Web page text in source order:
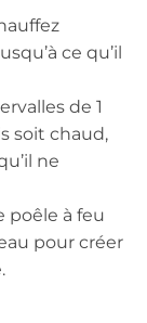
ce qu’il
de 1
soit chaud,
ne
poêle à feu
pour créer